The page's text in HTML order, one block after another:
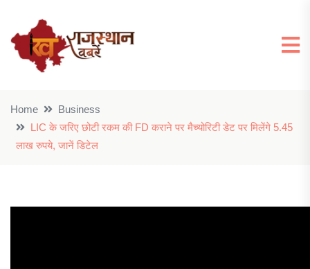
Home
Business
LIC के जरिए छोटी रकम की FD कराने पर मैच्योरिटी डेट पर मिलेंगे 5.45
लाख रुपये, जानें डिटेल